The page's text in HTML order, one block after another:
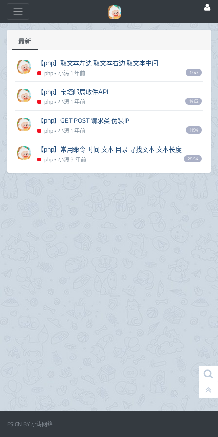
最新
【php】取文本左边 取文本右边 取文本中间
php • 小涛 1 年前 1247
【php】宝塔邮局收件API
php • 小涛 1 年前 1462
【php】GET POST 请求类 伪装IP
php • 小涛 1 年前 1194
【php】常用命令 时间 文本 目录 寻找文本 文本长度
php • 小涛 3 年前 2854
ESIGN BY 小涛网络